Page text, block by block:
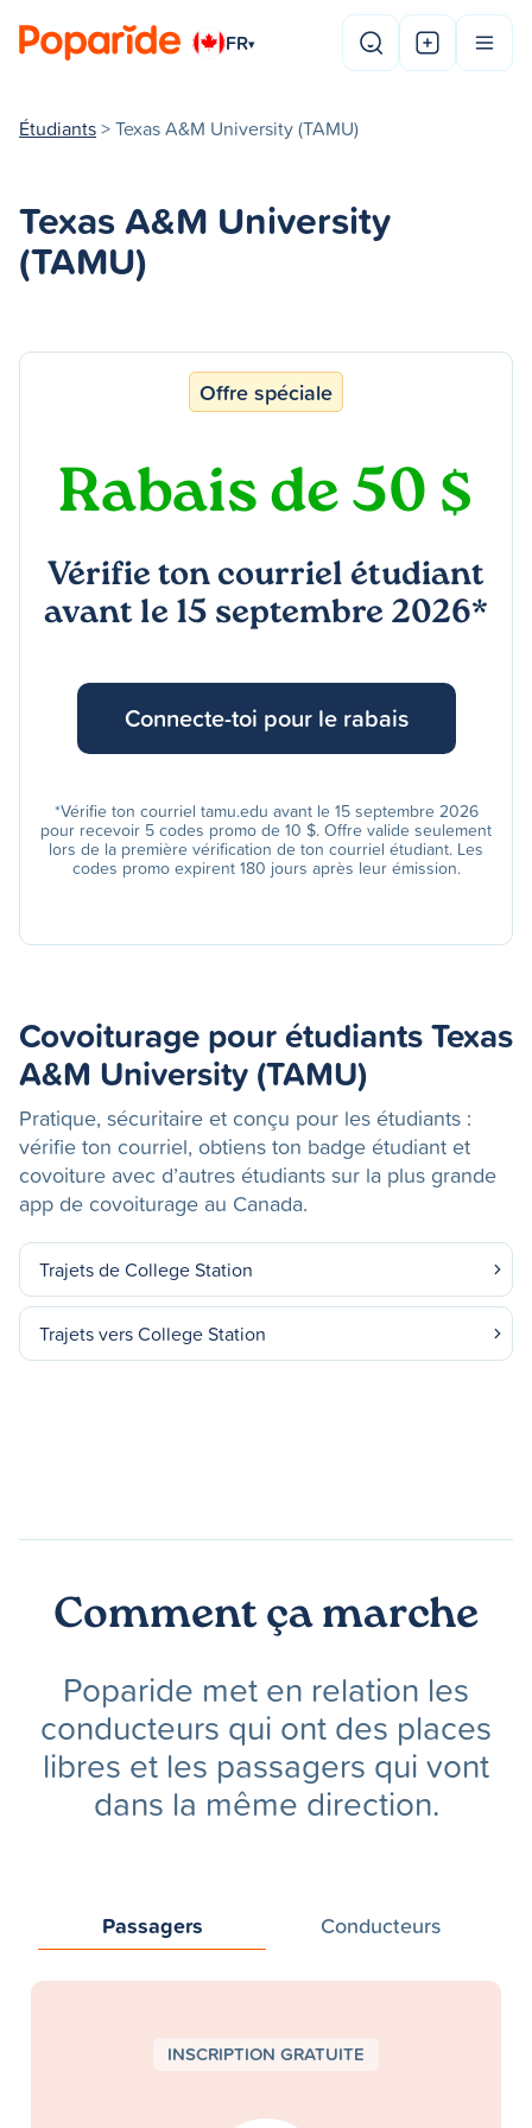
FR▾
Étudiants> Texas A&M University (TAMU)
Texas A&M University
(TAMU)
Offre spéciale
Rabais de 50 $
Vérifie ton courriel étudiant
avant le 15 septembre 2026*
Connecte-toi pour le rabais
*Vérifie ton courriel tamu.edu avant le 15 septembre 2026
pour recevoir 5 codes promo de 10 $. Offre valide seulement
lors de la première vérification de ton courriel étudiant. Les
codes promo expirent 180 jours après leur émission.
Covoiturage pour étudiants Texas
A&M University (TAMU)
Pratique, sécuritaire et conçu pour les étudiants :
vérifie ton courriel, obtiens ton badge étudiant et
covoiture avec d’autres étudiants sur la plus grande
app de covoiturage au Canada.
Trajets de College Station
Trajets vers College Station
Comment ça marche
Poparide met en relation les
conducteurs qui ont des places
libres et les passagers qui vont
dans la même direction.
Passagers Conducteurs
INSCRIPTION GRATUITE